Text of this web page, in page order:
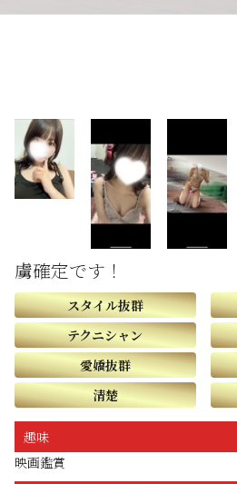
虜確定です！
スタイル抜群
テクニシャン
愛嬌抜群
清楚
趣味
映画鑑賞